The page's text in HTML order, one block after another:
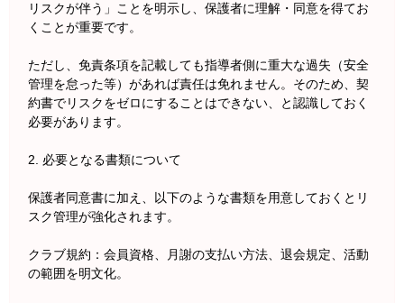
リスクが伴う」ことを明示し、保護者に理解・同意を得てお
くことが重要です。
ただし、免責条項を記載しても指導者側に重大な過失（安全
管理を怠った等）があれば責任は免れません。そのため、契
約書でリスクをゼロにすることはできない、と認識しておく
必要があります。
2. 必要となる書類について
保護者同意書に加え、以下のような書類を用意しておくとリ
スク管理が強化されます。
クラブ規約：会員資格、月謝の支払い方法、退会規定、活動
の範囲を明文化。